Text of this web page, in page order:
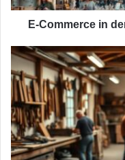
E-Commerce in
Regionale
Netzwerke
stärken
Handwerksbetriebe